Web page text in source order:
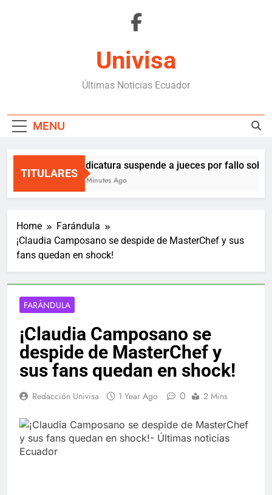
Univisa
Últimas Noticias Ecuador
MENU
TITULARES
Judicatura suspende a jueces por fallo sobre
47 Minutes Ago
Home
Farándula
¡Claudia Camposano se despide de MasterChef y sus
fans quedan en shock!
FARÁNDULA
¡Claudia Camposano se
despide de MasterChef y
sus fans quedan en shock!
Redacción Univisa 1 Year Ago 0 2 Mins